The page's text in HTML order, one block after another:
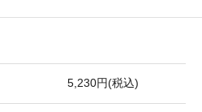
5,230円(税込)